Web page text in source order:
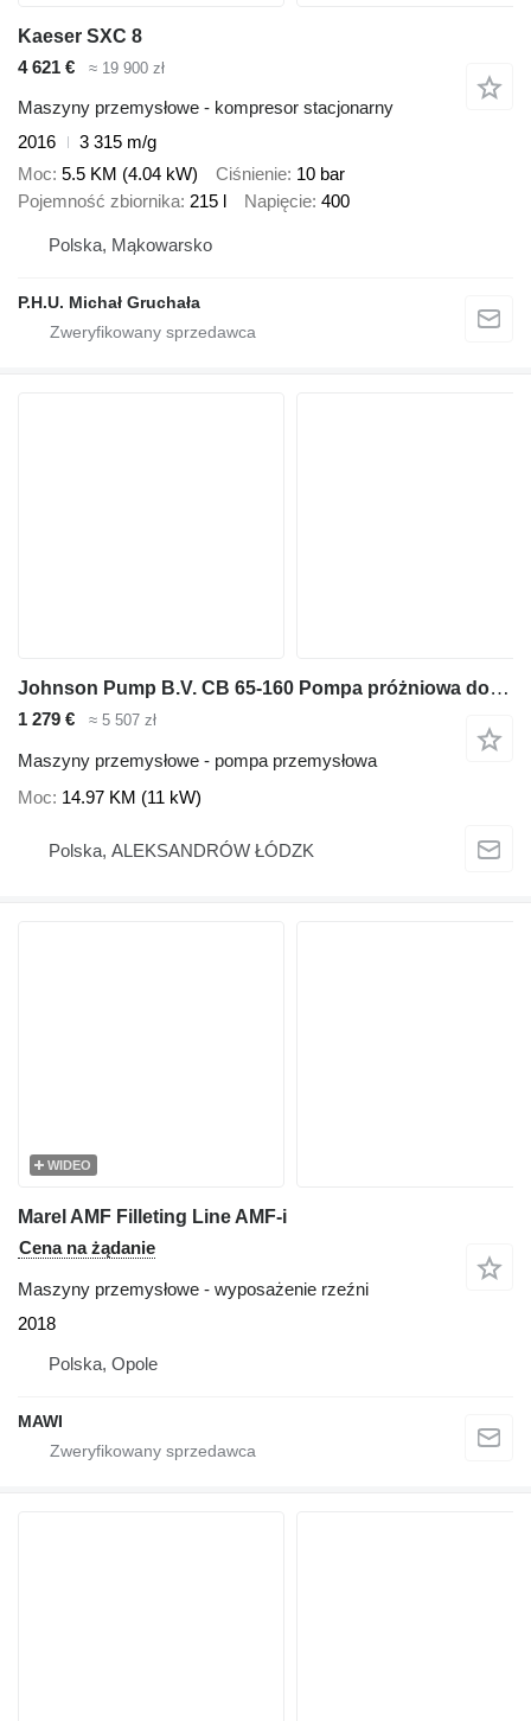
Kaeser SXC 8
4 621 €
≈ 19 900 zł
Maszyny przemysłowe - kompresor stacjonarny
2016
3 315 m/g
Moc 5.5 KM (4.04 kW) Ciśnienie 10 bar
Pojemność zbiornika 215 l Napięcie 400
Polska, Mąkowarsko
P.H.U. Michał Gruchała
Johnson Pump B.V. CB 65-160 Pompa próżniowa do wody
1 279 € ≈ 5 507 zł
Maszyny przemysłowe - pompa przemysłowa
Moc 14.97 KM (11 kW)
Polska, ALEKSANDRÓW ŁÓDZK
WIDEO
Marel AMF Filleting Line AMF-i
Cena na żądanie
Maszyny przemysłowe - wyposażenie rzeźni
2018
Polska, Opole
MAWI